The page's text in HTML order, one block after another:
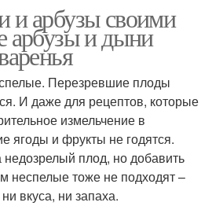
и арбузы своими
арбузы и дыни
Перезревшие плоды
И даже для рецептов, которые
измельчение в
ягоды и фрукты не годятся.
плод, но добавить
неспелые тоже не подходят –
вкуса, ни запаха.